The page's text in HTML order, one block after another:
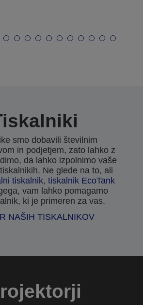
smo dobavili številnim
in podjetjem, zato lahko z
da lahko izpolnimo vaše
Ne glede na to, ali
tiskalnik, tiskalnik EcoTank
vam lahko pomagamo
ki je primeren za vas.
NAŠIH TISKALNIKOV